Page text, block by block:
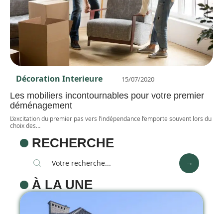
Décoration Interieure 15/07/2020
Les mobiliers incontournables pour votre premier
déménagement
L’excitation du premier pas vers l’indépendance l’emporte souvent lors du
choix des…
RECHERCHE
À LA UNE